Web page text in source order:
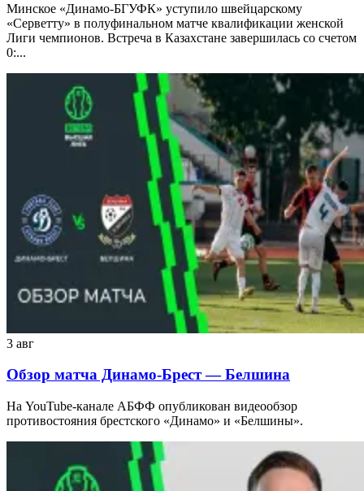
Минское «Динамо-БГУФК» уступило швейцарскому
«Серветту» в полуфинальном матче квалификации женской
Лиги чемпионов. Встреча в Казахстане завершилась со счетом
0:...
3 авг
Обзор матча Динамо-Брест — Белшина
На YouTube-канале АБФФ опубликован видеообзор
противостояния брестского «Динамо» и «Белшины».